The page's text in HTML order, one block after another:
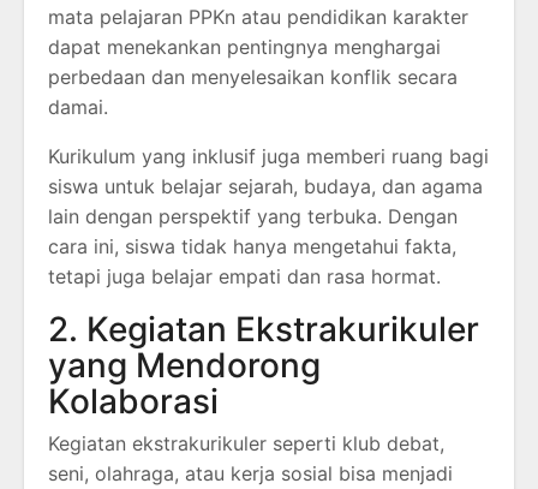
mata pelajaran PPKn atau pendidikan karakter
dapat menekankan pentingnya menghargai
perbedaan dan menyelesaikan konflik secara
damai.
Kurikulum yang inklusif juga memberi ruang bagi
siswa untuk belajar sejarah, budaya, dan agama
lain dengan perspektif yang terbuka. Dengan
cara ini, siswa tidak hanya mengetahui fakta,
tetapi juga belajar empati dan rasa hormat.
2. Kegiatan Ekstrakurikuler
yang Mendorong
Kolaborasi
Kegiatan ekstrakurikuler seperti klub debat,
seni, olahraga, atau kerja sosial bisa menjadi